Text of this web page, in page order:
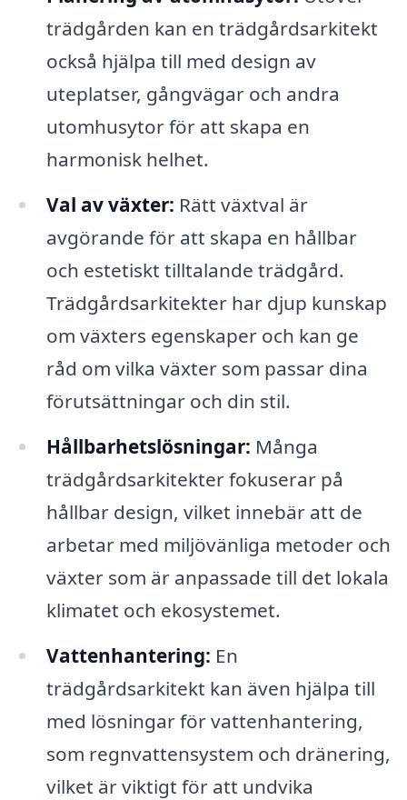
trädgården kan en trädgårdsarkitekt
också hjälpa till med design av
uteplatser, gångvägar och andra
utomhusytor för att skapa en
harmonisk helhet.
Val av växter: Rätt växtval är
avgörande för att skapa en hållbar
och estetiskt tilltalande trädgård.
Trädgårdsarkitekter har djup kunskap
om växters egenskaper och kan ge
råd om vilka växter som passar dina
förutsättningar och din stil.
Hållbarhetslösningar: Många
trädgårdsarkitekter fokuserar på
hållbar design, vilket innebär att de
arbetar med miljövänliga metoder och
växter som är anpassade till det lokala
klimatet och ekosystemet.
Vattenhantering: En
trädgårdsarkitekt kan även hjälpa till
med lösningar för vattenhantering,
som regnvattensystem och dränering,
vilket är viktigt för att undvika